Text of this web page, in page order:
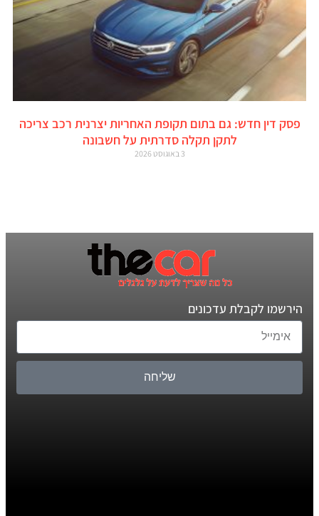
פסק דין חדש: גם בתום תקופת האחריות יצרנית רכב צריכה
לתקן תקלה סדרתית על חשבונה
3 באוגוסט 2026
הירשמו לקבלת עדכונים
שליחה